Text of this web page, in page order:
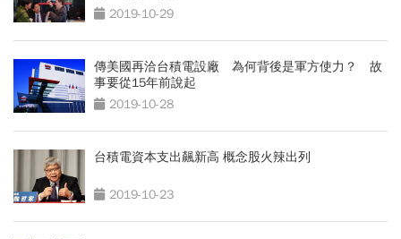
2019-10-29
傳美國再洽台積電設廠 為何背後是軍方使力？ 故
事要從15年前說起
2019-10-28
台積電資本支出飆新高 概念股火辣出列
2019-10-23